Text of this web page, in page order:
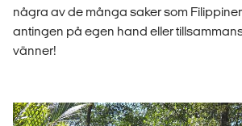
några av de många saker som
antingen på egen hand eller
vänner!